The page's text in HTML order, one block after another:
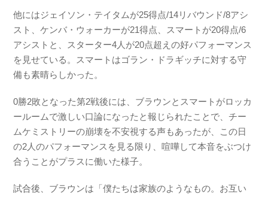
他にはジェイソン・テイタムが25得点/14リバウンド/8アシ
スト、ケンバ・ウォーカーが21得点、スマートが20得点/6
アシストと、スターター4人が20点超えの好パフォーマンス
を見せている。スマートはゴラン・ドラギッチに対する守
備も素晴らしかった。
0勝2敗となった第2戦後には、ブラウンとスマートがロッカ
ールームで激しい口論になったと報じられたことで、チー
ムケミストリーの崩壊を不安視する声もあったが、この日
の2人のパフォーマンスを見る限り、喧嘩して本音をぶつけ
合うことがプラスに働いた様子。
試合後、ブラウンは「僕たちは家族のようなもの。お互い